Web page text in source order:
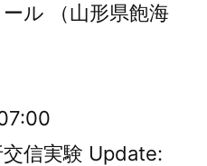
ル （山形県飽海
信実験 Update: